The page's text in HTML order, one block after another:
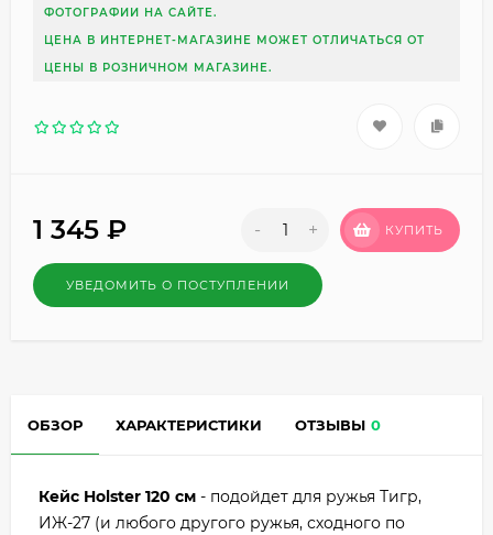
ФОТОГРАФИИ НА САЙТЕ.
ЦЕНА В ИНТЕРНЕТ-МАГАЗИНЕ МОЖЕТ ОТЛИЧАТЬСЯ ОТ
ЦЕНЫ В РОЗНИЧНОМ МАГАЗИНЕ.
1 345 ₽ - + КУПИТЬ
УВЕДОМИТЬ О ПОСТУПЛЕНИИ
ОБЗОР ХАРАКТЕРИСТИКИ ОТЗЫВЫ 0
Кейс Holster 120 см - подойдет для ружья Тигр,
ИЖ-27 (и любого другого ружья, сходного по